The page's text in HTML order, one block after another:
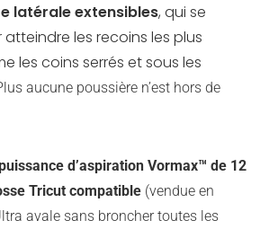
latérale extensibles, qui se
les recoins les plus
les coins serrés et sous les
aucune poussière n’est hors de
d’aspiration Vormax™ de 12
Tricut compatible (vendue en
avale sans broncher toutes les